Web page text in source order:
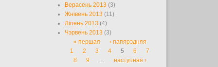
Верасень 2013 (3)
Жнівень 2013 (11)
Ліпень 2013 (4)
Чэрвень 2013 (3)
Старонкі
« першая
‹ папярэдняя
1
2 3 4 5 6
7
8
9 …
наступная ›